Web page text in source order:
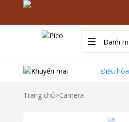
Danh
Điều hòa
Trang chủ>Camera